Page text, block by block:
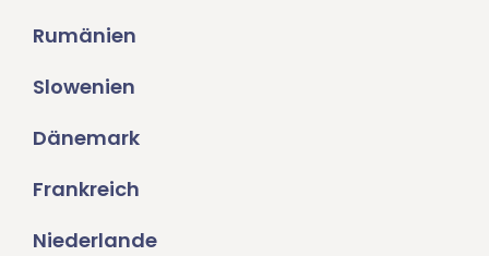
Rumänien
Slowenien
Dänemark
Frankreich
Niederlande